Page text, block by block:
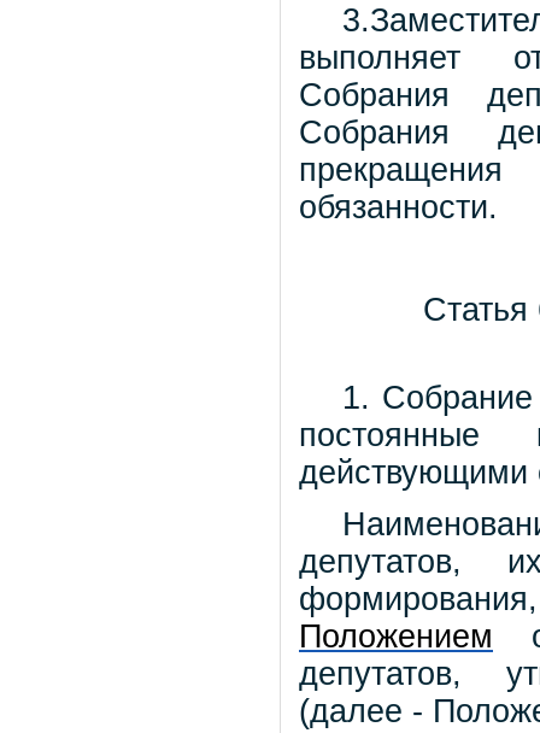
выполняет
Собрания
Собрания
обязанности.
1. Собрание
постоянные
действующими
депутатов,
Положением о
депутатов,
(далее -